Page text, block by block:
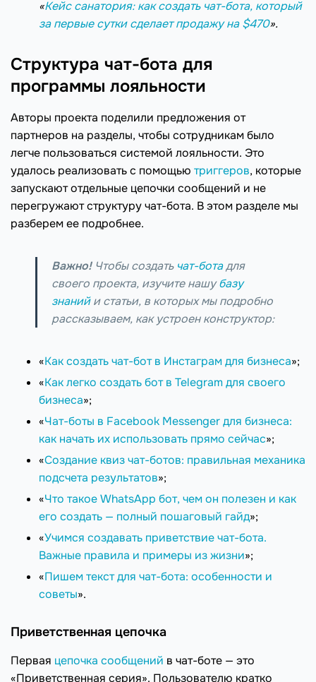
«Кейс санатория: как создать чат-бота, который
за первые сутки сделает продажу на $470».
Структура чат-бота для
программы лояльности
Авторы проекта поделили предложения от
партнеров на разделы, чтобы сотрудникам было
легче пользоваться системой лояльности. Это
удалось реализовать с помощью триггеров, которые
запускают отдельные цепочки сообщений и не
перегружают структуру чат-бота. В этом разделе мы
разберем ее подробнее.
Важно!Чтобы создать чат-ботадля
своего проекта, изучите нашубазу
знанийи статьи, в которых мы подробно
рассказываем, как устроен конструктор:
«Как создать чат-бот в Инстаграм для бизнеса»;
«Как легко создать бот в Telegram для своего
бизнеса»;
«Чат-боты в Facebook Messenger для бизнеса:
как начать их использовать прямо сейчас»;
«Создание квиз чат-ботов: правильная механика
подсчета результатов»;
«Что такое WhatsApp бот, чем он полезен и как
его создать — полный пошаговый гайд»;
«Учимся создавать приветствие чат-бота.
Важные правила и примеры из жизни»;
«Пишем текст для чат-бота: особенности и
советы».
Приветственная цепочка
Первая цепочка сообщений в чат-боте — это
«Приветственная серия». Пользователю кратко